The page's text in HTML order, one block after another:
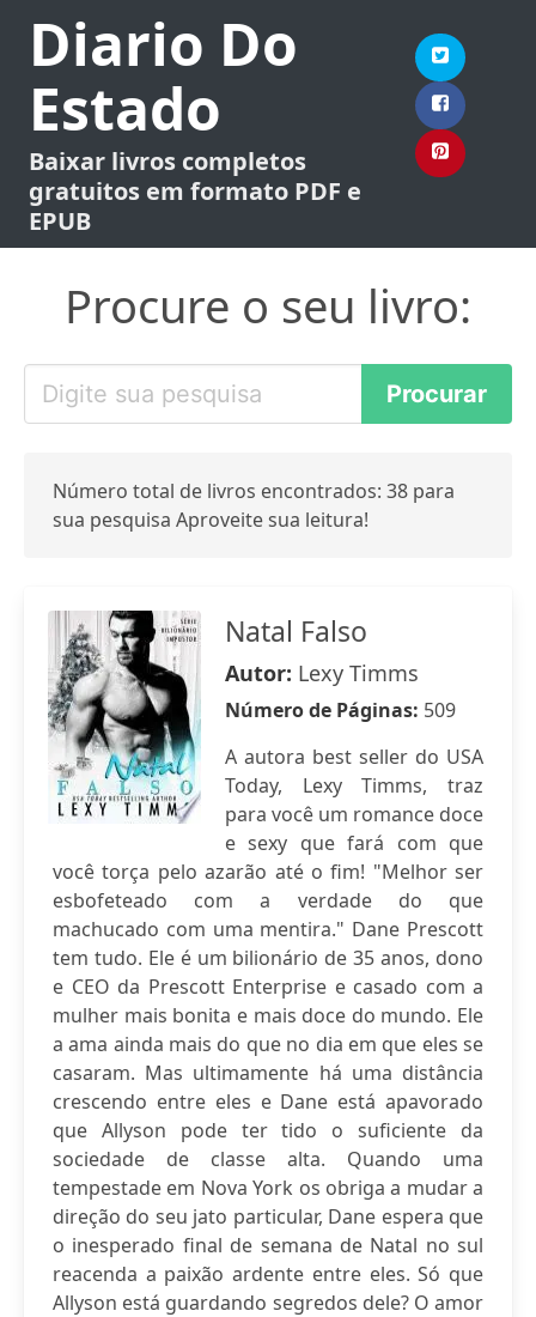
Diario Do
Estado
Baixar livros completos
gratuitos em formato PDF e
EPUB
Procure o seu livro:
Número total de livros encontrados: 38 para
sua pesquisa Aproveite sua leitura!
Natal Falso
Autor: Lexy Timms
Número de Páginas: 509
A autora best seller do USA
Today, Lexy Timms, traz
para você um romance doce
e sexy que fará com que
você torça pelo azarão até o fim! "Melhor ser
esbofeteado com a verdade do que
machucado com uma mentira." Dane Prescott
tem tudo. Ele é um bilionário de 35 anos, dono
e CEO da Prescott Enterprise e casado com a
mulher mais bonita e mais doce do mundo. Ele
a ama ainda mais do que no dia em que eles se
casaram. Mas ultimamente há uma distância
crescendo entre eles e Dane está apavorado
que Allyson pode ter tido o suficiente da
sociedade de classe alta. Quando uma
tempestade em Nova York os obriga a mudar a
direção do seu jato particular, Dane espera que
o inesperado final de semana de Natal no sul
reacenda a paixão ardente entre eles. Só que
Allyson está guardando segredos dele? O amor